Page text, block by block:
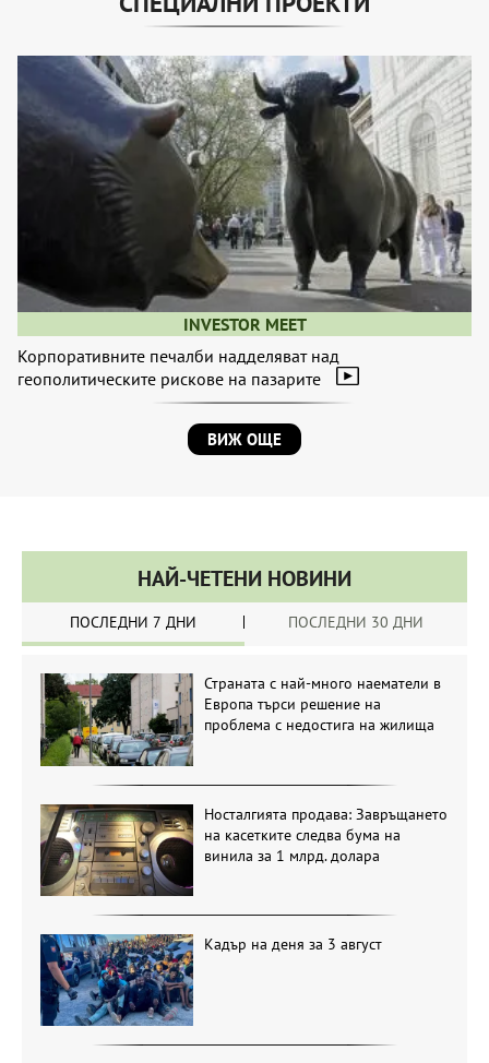
INVESTOR MEET
Корпоративните печалби надделяват над
геополитическите рискове на пазарите
ВИЖ ОЩЕ
НАЙ-ЧЕТЕНИ НОВИНИ
ПОСЛЕДНИ 7 ДНИ ПОСЛЕДНИ 30 ДНИ
Страната с най-много наематели в
Европа търси решение на
проблема с недостига на жилища
Носталгията продава: Завръщането
на касетките следва бума на
винила за 1 млрд. долара
Кадър на деня за 3 август